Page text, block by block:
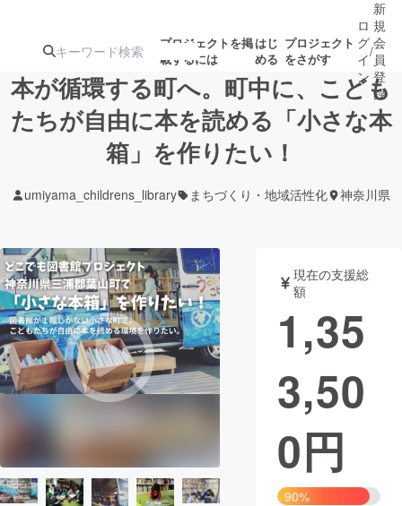
プロジェクトを掲
載するには
はじ
める
プロジェクト
をさがす
注目のリ 注目の新着プロ
ジェクト
募集終了が近いプ
テクノロジー・ガジェット
映像・映画 書籍・雑誌
ビジネス・起業 チャレンジ
まちづくり・地域活性化
CAMPFIRE for Social Good CAMPFIRE Creation
ロ
グ
イ
ン
/
新
規
会
員
登
録
本が循環する町へ。町中に、こども
たちが自由に本を読める「小さな本
箱」を作りたい！
umiyama_childrens_library まちづくり・地域活性化 神奈川県
現在の支援総
額
1,35
3,50
0円
90%